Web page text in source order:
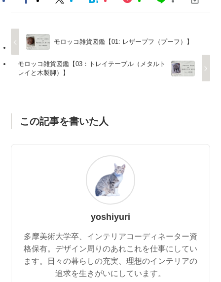
モロッコ雑貨図鑑【01: レザープフ（プーフ）】
モロッコ雑貨図鑑【03：トレイテーブル（メタルト
レイと木製脚）】
この記事を書いた人
yoshiyuri
多摩美術大学卒、インテリアコーディネーター資
格保有。デザイン周りのあれこれを仕事にしてい
ます。日々の暮らしの充実、理想のインテリアの
追求を生きがいにしています。